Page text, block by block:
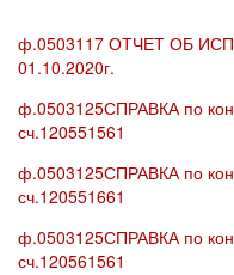
ф.0503117 ОТЧЕТ ОБ
01.10.2020г.
ф.0503125СПРАВКА по
сч.120551561
ф.0503125СПРАВКА по
сч.120551661
ф.0503125СПРАВКА по
сч.120561561